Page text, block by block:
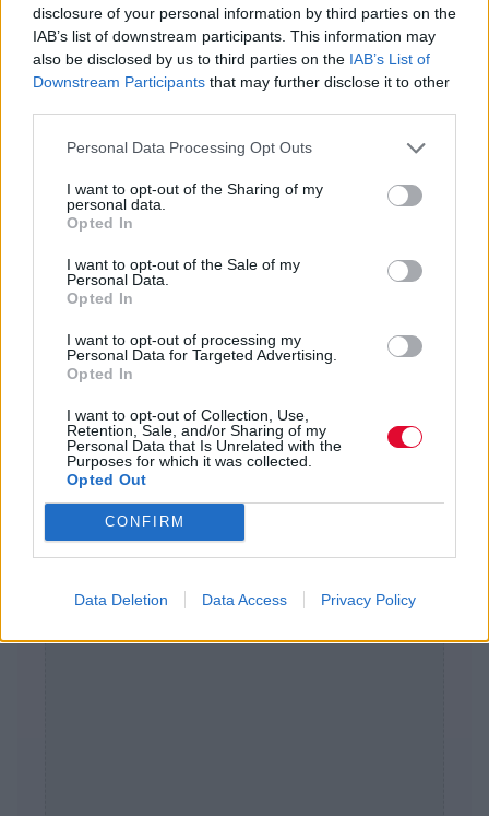
disclosure of your personal information by third parties on the
IAB’s list of downstream participants. This information may
also be disclosed by us to third parties on the IAB’s List of
Downstream Participants that may further disclose it to other
Personal Data Processing Opt Outs
I want to opt-out of the Sharing of my
personal data.
Opted In
I want to opt-out of the Sale of my
Personal Data.
Opted In
I want to opt-out of processing my
Personal Data for Targeted Advertising.
Opted In
I want to opt-out of Collection, Use,
Retention, Sale, and/or Sharing of my
Personal Data that Is Unrelated with the
Purposes for which it was collected.
Opted Out
CONFIRM
Data Deletion Data Access Privacy Policy